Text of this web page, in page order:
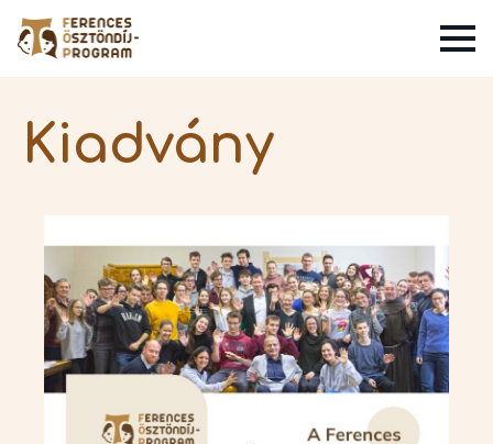
Kiadvány